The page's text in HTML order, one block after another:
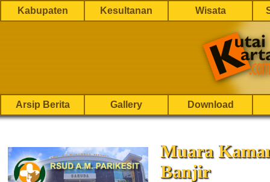
Kabupaten Kesultanan Wisata
Arsip Berita Gallery Download
Muara
Banjir